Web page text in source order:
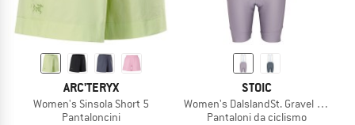
ARC'TERYX
Women's Sinsola Short 5
Pantaloncini
STOIC
Women's DalslandSt. Gravel Bib
Pantaloni da ciclismo